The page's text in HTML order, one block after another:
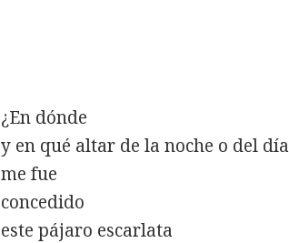
¿En dónde
y en qué altar de la noche o del día
me fue
concedido
este pájaro escarlata